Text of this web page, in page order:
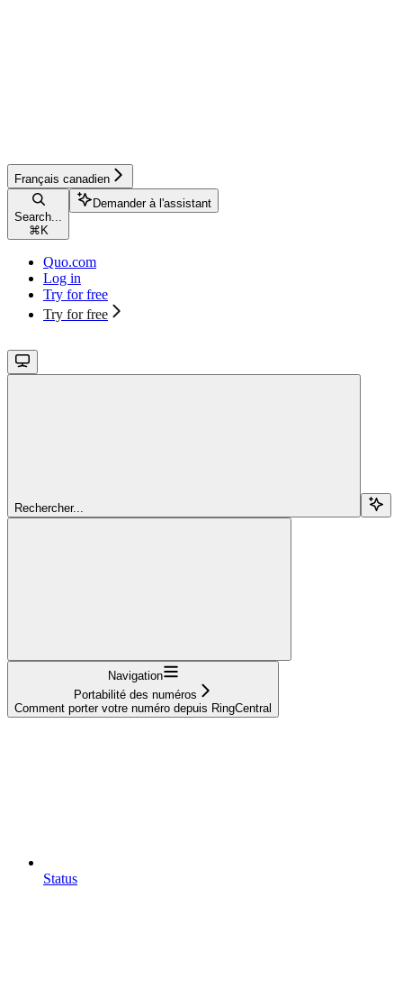
Français canadien
Search...
⌘ K
Demander à l'assistant
Quo.com
Log in
Try for free
Try for free
Rechercher...
Navigation
Portabilité des numéros
Comment porter votre numéro depuis RingCentral
Status